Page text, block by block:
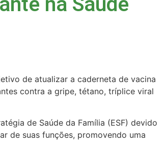
de atualizar a caderneta de vacina
contra a gripe, tétano, tríplice viral
de Saúde da Família (ESF) devido
de suas funções, promovendo uma